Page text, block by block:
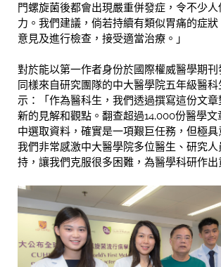
門螺旋菌後都會出現嚴重併發症，令不少
力。我們建議，倘若持續有類似胃痛的症
意見及進行檢查，接受適當治療。」
對於能以第一作者身份於國際權威醫學期刊
同樣來自研究團隊的中大醫學院五年級醫科
示：「作為醫科生，我們透過撰寫這份文
新的見解和觀點。翻查超過14,000份醫學
中選取資料，確實是一項艱巨任務，但極具
我們非常感激中大醫學院多位醫生、研究
持，讓我們克服很多困難，為醫學科研作出